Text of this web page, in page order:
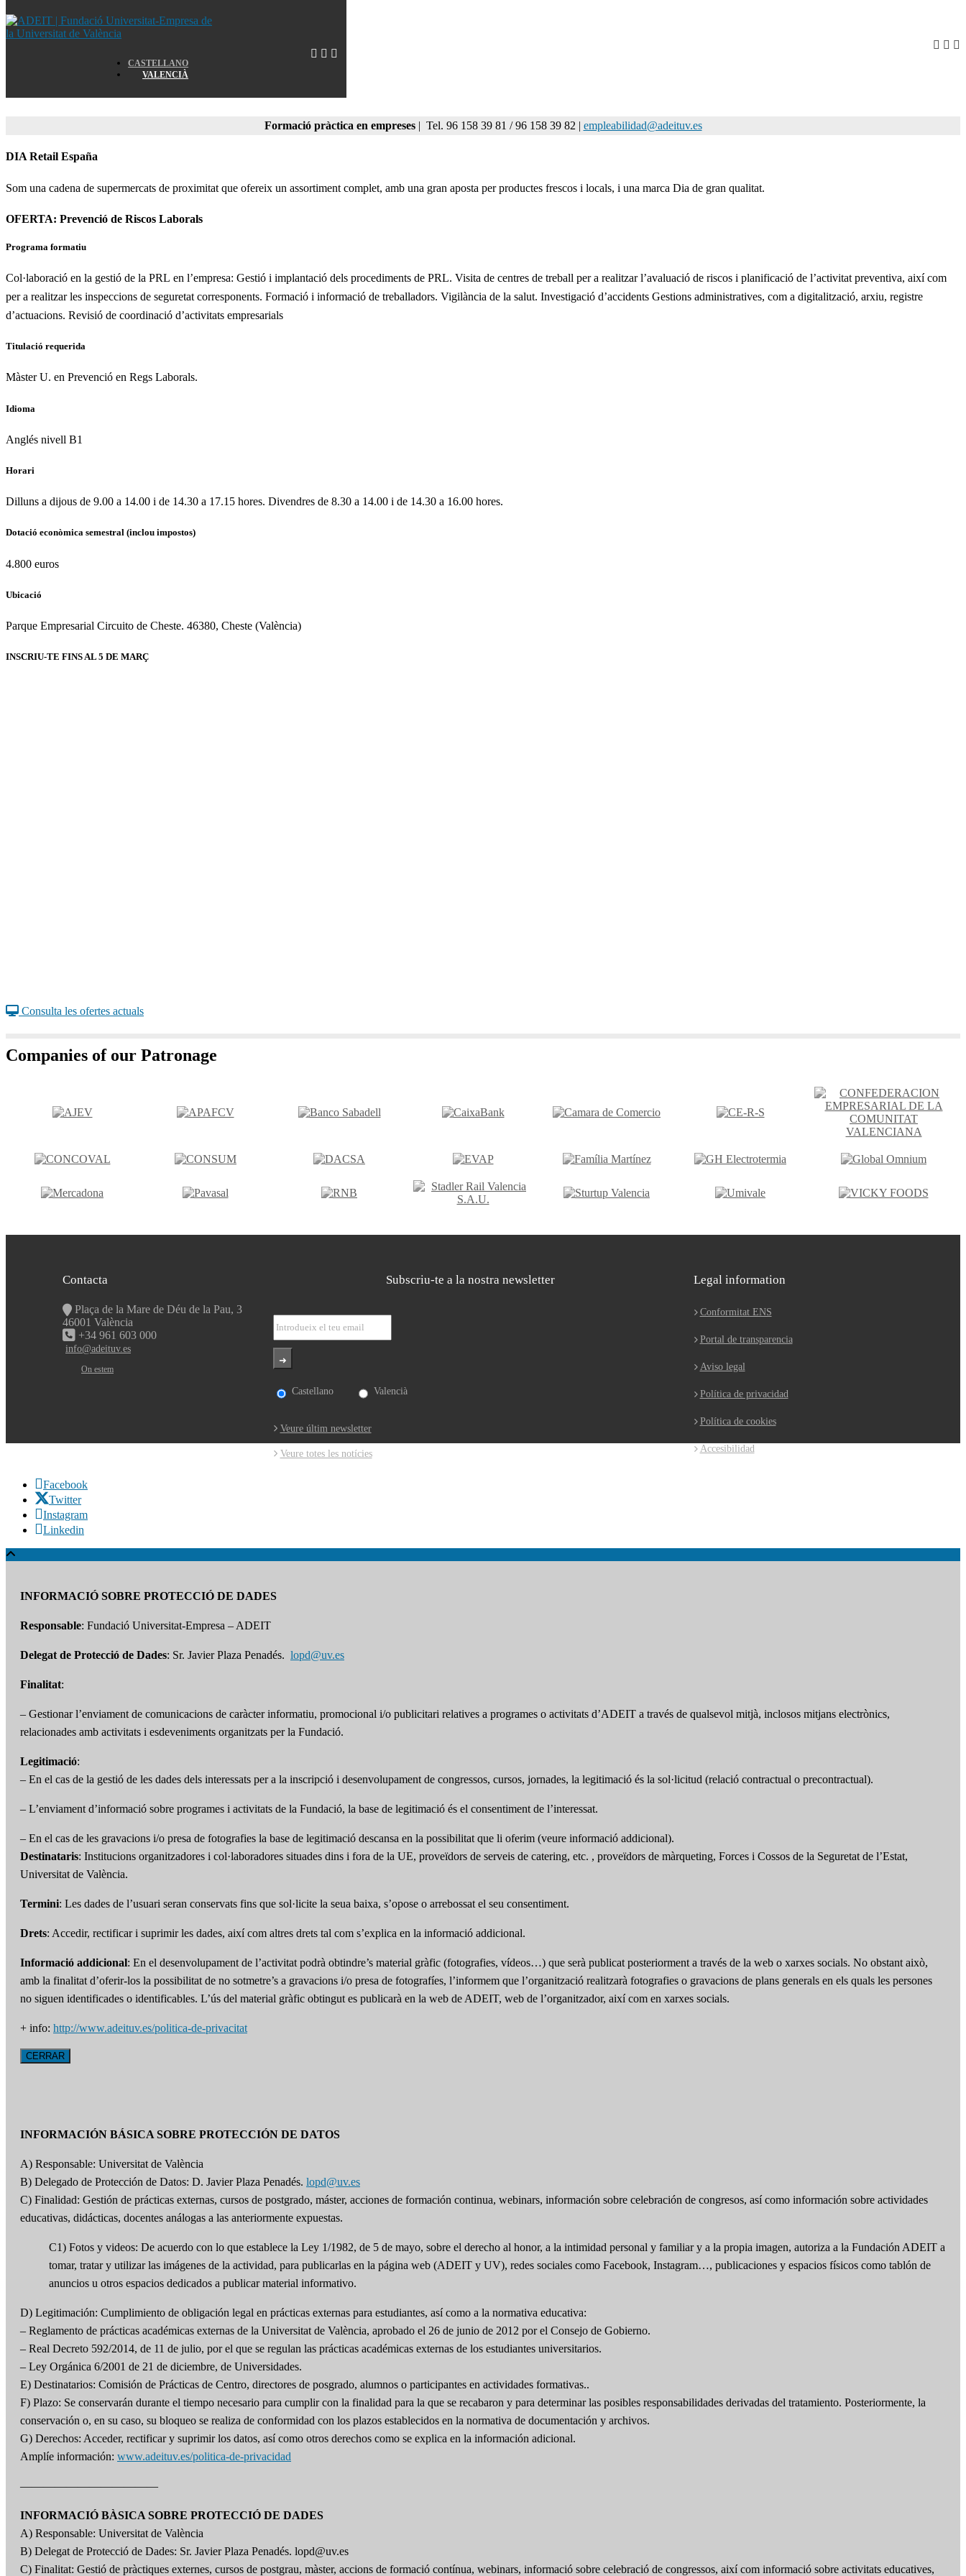
CASTELLANO
VALENCIÀ
Home
Formació pràctica en empreses | Tel. 96 158 39 81 / 96 158 39 82 | empleabilidad@adeituv.es
DIA Retail España
Som una cadena de supermercats de proximitat que ofereix un assortiment complet, amb una gran aposta per productes frescos i locals, i una marca Dia de gran qualitat.
OFERTA: Prevenció de Riscos Laborals
Programa formatiu
Col·laboració en la gestió de la PRL en l’empresa: Gestió i implantació dels procediments de PRL. Visita de centres de treball per a realitzar l’avaluació de riscos i planificació de l’activitat preventiva, així com
per a realitzar les inspeccions de seguretat corresponents. Formació i informació de treballadors. Vigilància de la salut. Investigació d’accidents Gestions administratives, com a digitalització, arxiu, registre
d’actuacions. Revisió de coordinació d’activitats empresarials
Titulació requerida
Màster U. en Prevenció en Regs Laborals.
Idioma
Anglés nivell B1
Horari
Dilluns a dijous de 9.00 a 14.00 i de 14.30 a 17.15 hores. Divendres de 8.30 a 14.00 i de 14.30 a 16.00 hores.
Dotació econòmica semestral (inclou impostos)
4.800 euros
Ubicació
Parque Empresarial Circuito de Cheste. 46380, Cheste (València)
INSCRIU-TE FINS AL 5 DE MARÇ
Consulta les ofertes actuals
Companies of our Patronage
Contacta
Plaça de la Mare de Déu de la Pau, 3
46001 València
+34 961 603 000
info@adeituv.es
On estem
Legal information
Conformitat ENS
Portal de transparencia
Aviso legal
Política de privacidad
Política de cookies
Accesibilidad
Subscriu-te a la nostra newsletter
Castellano Valencià
Veure últim newsletter
Veure totes les notícies
Facebook
Twitter
Instagram
Linkedin
INFORMACIÓ SOBRE PROTECCIÓ DE DADES
Responsable: Fundació Universitat-Empresa – ADEIT
Delegat de Protecció de Dades: Sr. Javier Plaza Penadés. lopd@uv.es
Finalitat:
– Gestionar l’enviament de comunicacions de caràcter informatiu, promocional i/o publicitari relatives a programes o activitats d’ADEIT a través de qualsevol mitjà, inclosos mitjans electrònics,
relacionades amb activitats i esdeveniments organitzats per la Fundació.
Legitimació:
– En el cas de la gestió de les dades dels interessats per a la inscripció i desenvolupament de congressos, cursos, jornades, la legitimació és la sol·licitud (relació contractual o precontractual).
– L’enviament d’informació sobre programes i activitats de la Fundació, la base de legitimació és el consentiment de l’interessat.
– En el cas de les gravacions i/o presa de fotografies la base de legitimació descansa en la possibilitat que li oferim (veure informació addicional).
Destinataris: Institucions organitzadores i col·laboradores situades dins i fora de la UE, proveïdors de serveis de catering, etc. , proveïdors de màrqueting, Forces i Cossos de la Seguretat de l’Estat,
Universitat de València.
Termini: Les dades de l’usuari seran conservats fins que sol·licite la seua baixa, s’opose o arrebossat el seu consentiment.
Drets: Accedir, rectificar i suprimir les dades, així com altres drets tal com s’explica en la informació addicional.
Informació addicional: En el desenvolupament de l’activitat podrà obtindre’s material gràfic (fotografies, vídeos…) que serà publicat posteriorment a través de la web o xarxes socials. No obstant això,
amb la finalitat d’oferir-los la possibilitat de no sotmetre’s a gravacions i/o presa de fotografíes, l’informem que l’organització realitzarà fotografies o gravacions de plans generals en els quals les persones
no siguen identificades o identificables. L’ús del material gràfic obtingut es publicarà en la web de ADEIT, web de l’organitzador, així com en xarxes socials.
+ info: http://www.adeituv.es/politica-de-privacitat
CERRAR
INFORMACIÓN BÁSICA SOBRE PROTECCIÓN DE DATOS
A) Responsable: Universitat de València
B) Delegado de Protección de Datos: D. Javier Plaza Penadés. lopd@uv.es
C) Finalidad: Gestión de prácticas externas, cursos de postgrado, máster, acciones de formación continua, webinars, información sobre celebración de congresos, así como información sobre actividades
educativas, didácticas, docentes análogas a las anteriormente expuestas.
C1) Fotos y videos: De acuerdo con lo que establece la Ley 1/1982, de 5 de mayo, sobre el derecho al honor, a la intimidad personal y familiar y a la propia imagen, autoriza a la Fundación ADEIT a
tomar, tratar y utilizar las imágenes de la actividad, para publicarlas en la página web (ADEIT y UV), redes sociales como Facebook, Instagram…, publicaciones y espacios físicos como tablón de
anuncios u otros espacios dedicados a publicar material informativo.
D) Legitimación: Cumplimiento de obligación legal en prácticas externas para estudiantes, así como a la normativa educativa:
– Reglamento de prácticas académicas externas de la Universitat de València, aprobado el 26 de junio de 2012 por el Consejo de Gobierno.
– Real Decreto 592/2014, de 11 de julio, por el que se regulan las prácticas académicas externas de los estudiantes universitarios.
– Ley Orgánica 6/2001 de 21 de diciembre, de Universidades.
E) Destinatarios: Comisión de Prácticas de Centro, directores de posgrado, alumnos o participantes en actividades formativas..
F) Plazo: Se conservarán durante el tiempo necesario para cumplir con la finalidad para la que se recabaron y para determinar las posibles responsabilidades derivadas del tratamiento. Posteriormente, la
conservación o, en su caso, su bloqueo se realiza de conformidad con los plazos establecidos en la normativa de documentación y archivos.
G) Derechos: Acceder, rectificar y suprimir los datos, así como otros derechos como se explica en la información adicional.
Amplíe información: www.adeituv.es/politica-de-privacidad
————————————
INFORMACIÓ BÀSICA SOBRE PROTECCIÓ DE DADES
A) Responsable: Universitat de València
B) Delegat de Protecció de Dades: Sr. Javier Plaza Penadés. lopd@uv.es
C) Finalitat: Gestió de pràctiques externes, cursos de postgrau, màster, accions de formació contínua, webinars, informació sobre celebració de congressos, així com informació sobre activitats educatives,